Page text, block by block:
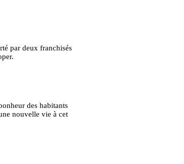
par deux franchisés
des habitants
nouvelle vie à cet